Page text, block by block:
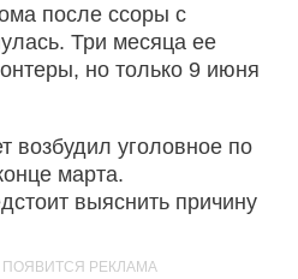
после ссоры с
Три месяца ее
но только 9 июня
возбудил уголовное по
марта.
выяснить причину